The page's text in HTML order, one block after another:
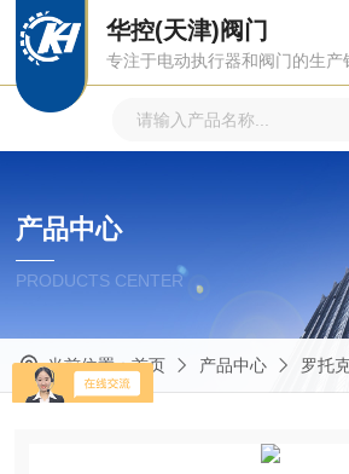
华控(天津)阀门
专注于电动执行器和阀门的生产
产品中心
PRODUCTS CENTER
当前位置：首页 产品中心 罗托